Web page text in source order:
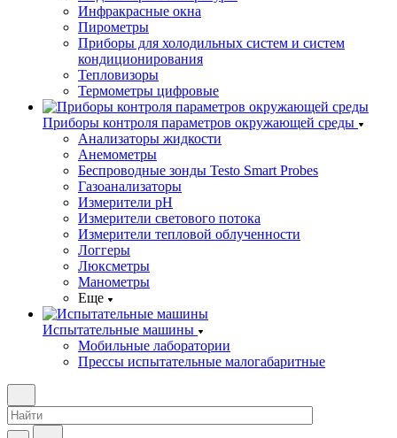
Инфракрасные окна
Пирометры
Приборы для холодильных систем и систем
кондиционирования
Тепловизоры
Термометры цифровые
Приборы контроля параметров окружающей среды
Анализаторы жидкости
Анемометры
Беспроводные зонды Testo Smart Probes
Газоанализаторы
Измерители pH
Измерители светового потока
Измерители тепловой облученности
Логгеры
Люксметры
Манометры
Еще
Испытательные машины
Мобильные лаборатории
Прессы испытательные малогабаритные